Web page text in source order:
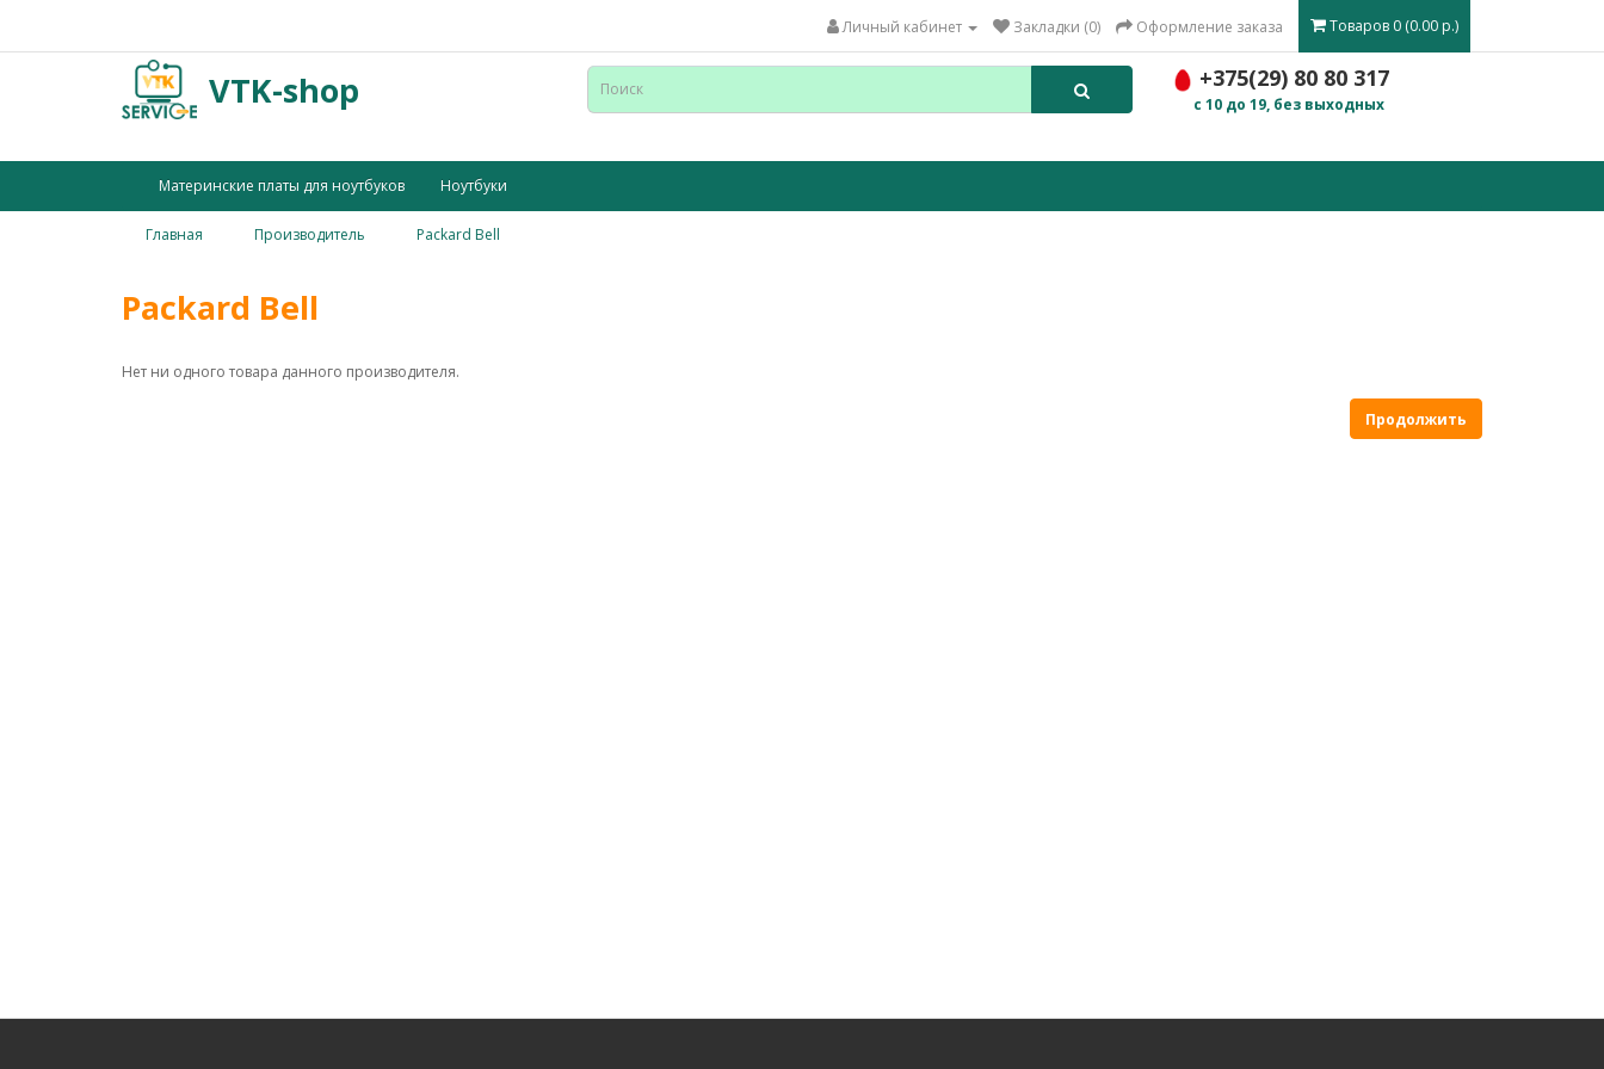
Личный кабинет Закладки (0) Оформление заказа Товаров 0 (0.00 р.)
VTK-shop +375(29) 80 80 317
c 10 до 19, без выходных
Материнские платы для ноутбуков Ноутбуки
Главная Производитель Packard Bell
Packard Bell
Нет ни одного товара данного производителя.
Продолжить